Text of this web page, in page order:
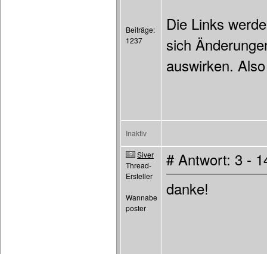
Beiträge:
1237
Die Links
sich
auswirken.
Inaktiv
Siver
Thread-
Ersteller
Wannabe
poster
# Antwort: 3 -
danke!